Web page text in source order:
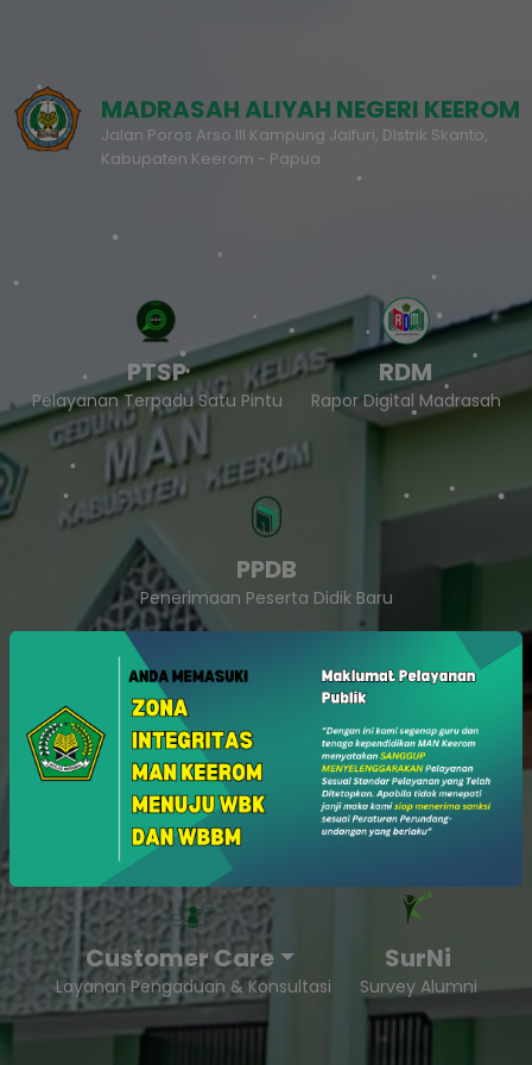
MADRASAH ALIYAH NEGERI KEEROM
Jalan Poros Arso III Kampung Jaifuri, DIstrik Skanto,
Kabupaten Keerom - Papua
PTSP
Pelayanan Terpadu Satu Pintu
RDM
Rapor Digital Madrasah
PPDB
Penerimaan Peserta Didik Baru
SukaSam
Survey Kepuasan Masyarakat
Customer Care
Layanan Pengaduan & Konsultasi
SurNi
Survey Alumni